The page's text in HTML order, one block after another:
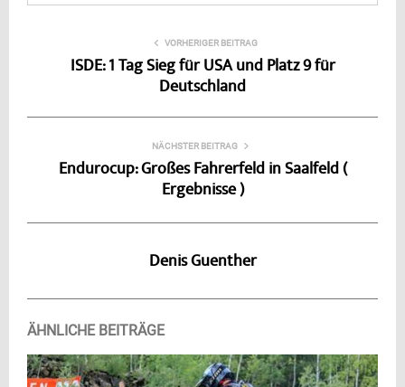
VORHERIGER BEITRAG
ISDE: 1 Tag Sieg für USA und Platz 9 für
Deutschland
NÄCHSTER BEITRAG
Endurocup: Großes Fahrerfeld in Saalfeld (
Ergebnisse )
Denis Guenther
ÄHNLICHE BEITRÄGE